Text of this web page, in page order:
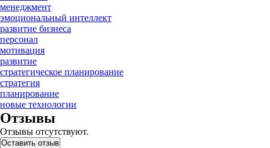
менеджмент
эмоциональный интеллект
развитие бизнеса
персонал
мотивация
развитие
стратегическое планирование
стратегия
планирование
новые технологии
Отзывы
Отзывы отсутствуют.
Оставить отзыв